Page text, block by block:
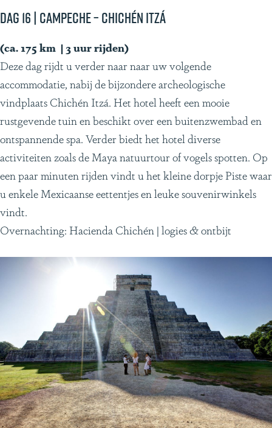
Dag 16 | Campeche – Chichén Itzá
(ca. 175 km | 3 uur rijden)
Deze dag rijdt u verder naar naar uw volgende
accommodatie, nabij de bijzondere archeologische
vindplaats Chichén Itzá. Het hotel heeft een mooie
rustgevende tuin en beschikt over een buitenzwembad en
ontspannende spa. Verder biedt het hotel diverse
activiteiten zoals de Maya natuurtour of vogels spotten. Op
een paar minuten rijden vindt u het kleine dorpje Piste waar
u enkele Mexicaanse eettentjes en leuke souvenirwinkels
vindt.
Overnachting: Hacienda Chichén | logies & ontbijt